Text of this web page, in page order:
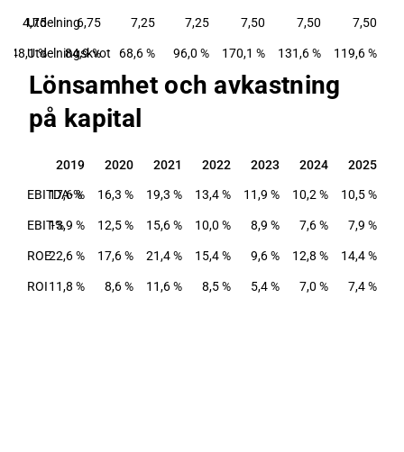
Utdelning
4,75 6,75 7,25 7,25 7,50 7,50 7,50
Utdelningskvot
48,1 % 84,9 % 68,6 % 96,0 % 170,1 % 131,6 % 119,6 %
Lönsamhet och avkastning
på kapital
2019 2020 2021 2022 2023 2024 2025
2019 2020 2021 2022 2023 2024 2025
EBITDA-%
17,6 % 16,3 % 19,3 % 13,4 % 11,9 % 10,2 % 10,5 %
EBIT-%13,9 % 12,5 % 15,6 % 10,0 % 8,9 % 7,6 % 7,9 %
ROE22,6 % 17,6 % 21,4 % 15,4 % 9,6 % 12,8 % 14,4 %
ROI11,8 % 8,6 % 11,6 % 8,5 % 5,4 % 7,0 % 7,4 %